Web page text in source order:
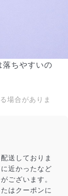
ちやすいの
場合がありま
送しておりま
近かったなど
ございます。
はクーポンに